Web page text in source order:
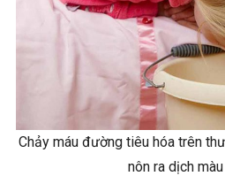
Chảy máu đường tiêu hóa trên
nôn ra dịch